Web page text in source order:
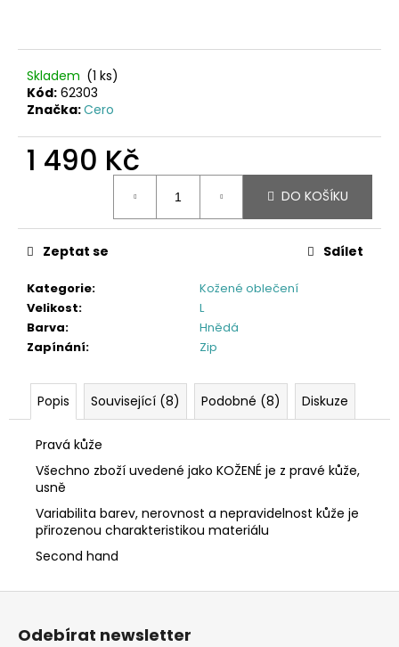
Skladem (1 ks)
Kód: 62303
Značka:Cero
1 490 Kč
DO KOŠÍKU
Kategorie:
Kožené oblečení
Velikost:
L
Barva:
Hnědá
Zapínání: Zip
Zeptat se Sdílet
Popis Související (8) Podobné (8) Diskuze
Pravá kůže
Všechno zboží uvedené jako KOŽENÉ je z pravé kůže,
usně
Variabilita barev, nerovnost a nepravidelnost kůže je
přirozenou charakteristikou materiálu
Second hand
Z
Odebírat newsletter